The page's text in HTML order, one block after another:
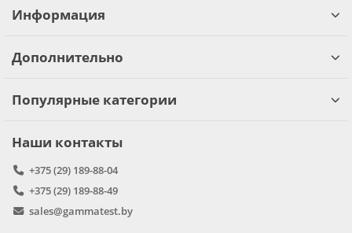
Информация
Дополнительно
Популярные категории
Наши контакты
+375 (29) 189-88-04
+375 (29) 189-88-49
sales@gammatest.by